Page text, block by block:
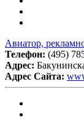
Авиатор,
Телефон: (495)
Адрес:
Адрес Сайта: